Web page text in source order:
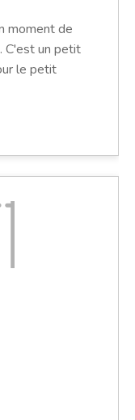
moment de
C'est un petit
le petit